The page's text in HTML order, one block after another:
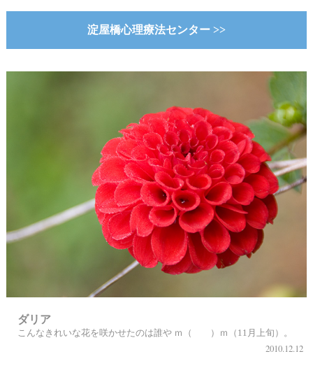
淀屋橋心理療法センター >>
ダリア
こんなきれいな花を咲かせたのは誰や ｍ（ ）ｍ（11月上旬）。
2010.12.12